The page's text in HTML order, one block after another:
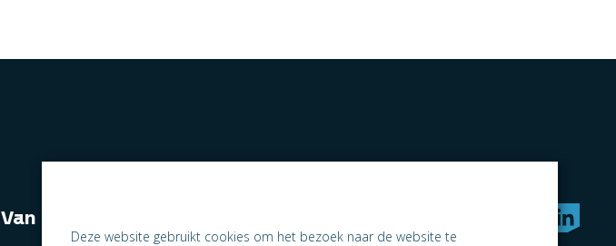
Van naast elkaar werken naar samen ondernemen
Deze website gebruikt cookies om het bezoek naar de website te